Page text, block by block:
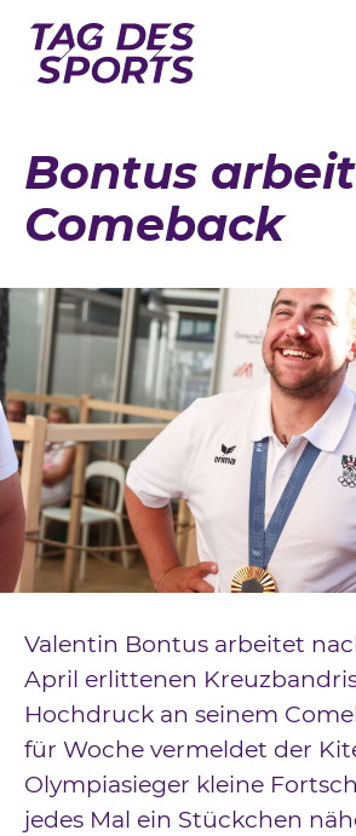
Stars
Lageplan
Galerie
Verbände
Downloads
Impressum
Datenschutz
Bontus
Comeback
Valentin Bontus arbeitet
April erlittenen
Hochdruck an seinem
für Woche vermeldet der
Olympiasieger kleine
jedes Mal ein Stückchen